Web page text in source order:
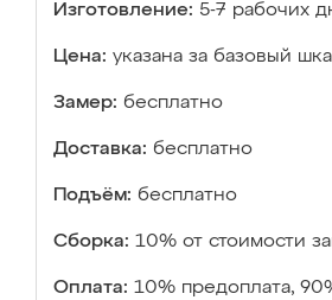
Изготовление: 5-7 рабочих
Цена: указана за базовый
Замер: бесплатно
Доставка: бесплатно
Подъём: бесплатно
Сборка: 10% от стоимости
Оплата: 10% предоплата,